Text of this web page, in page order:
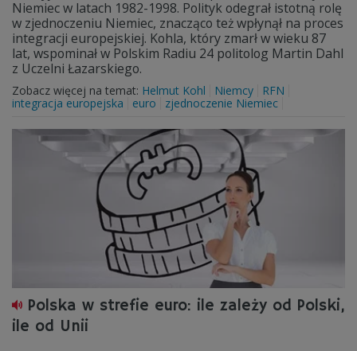
Niemiec w latach 1982-1998. Polityk odegrał istotną rolę
w zjednoczeniu Niemiec, znacząco też wpłynął na proces
integracji europejskiej. Kohla, który zmarł w wieku 87
lat, wspominał w Polskim Radiu 24 politolog Martin Dahl
z Uczelni Łazarskiego.
Zobacz więcej na temat: Helmut Kohl Niemcy
RFN
integracja europejska
euro zjednoczenie Niemiec
Polska w strefie euro: ile zależy od Polski,
ile od Unii